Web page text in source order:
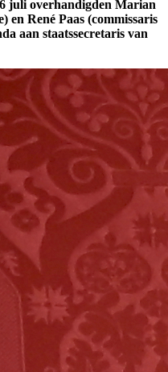
juli overhandigden Marian
en René Paas (commissaris
aan staatssecretaris van